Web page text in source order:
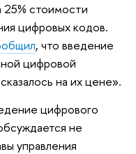
25% стоимости
цифровых кодов.
, что введение
цифровой
на их цене».
цифрового
не
управления